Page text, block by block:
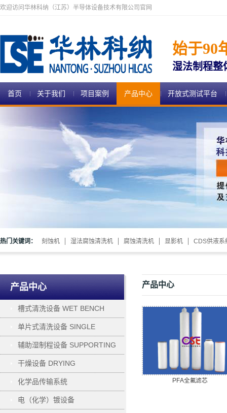
欢迎访问华林科纳（江苏）半导体设备技术有限公司官网
始于90
湿法制程整
首页 关于我们 项目案例 产品中心 开放式测试平台
热门关键词： 刻蚀机 湿法腐蚀清洗机 腐蚀清洗机 显影机 CDS供液系
产品中心
槽式清洗设备 WET BENCH
单片式清洗设备 SINGLE
WAFER PROCESSING
辅助湿制程设备 SUPPORTING
干燥设备 DRYING
化学品传输系统
电（化学）镀设备
产品中心
PFA全氟滤芯